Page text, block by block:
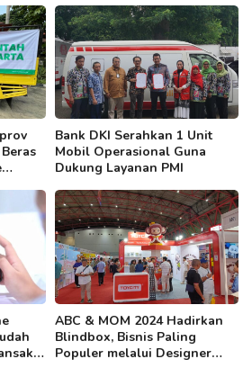
Bank DKI Serahkan 1 Unit
Mobil Operasional Guna
Dukung Layanan PMI
ABC & MOM 2024 Hadirkan
Blindbox, Bisnis Paling
Populer melalui Designer